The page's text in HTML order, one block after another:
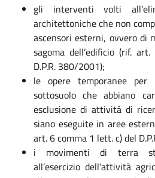
gli interventi volti
architettoniche che non
ascensori esterni, ovvero di
sagoma dell’edificio (rif.
D.P.R. 380/2001);
le opere temporanee
sottosuolo che abbiano
esclusione di attività di
siano eseguite in aree
art. 6 comma 1 lett. c) del
i movimenti di terra
all’esercizio dell’attività